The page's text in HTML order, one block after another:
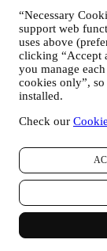
“Necessary
support web
uses above
clicking “Accept
you manage
cookies only”,
installed.
Check our
voor het
gegevens
gebruiker,
bezoeken
gebruiker
het
gevallen
van deze
uw
ons
media, e-